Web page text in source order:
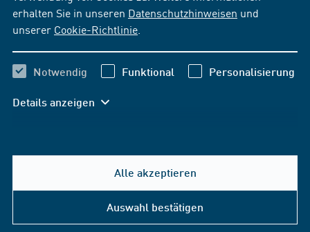
erhalten Sie in unseren Datenschutzhinweisen und
unserer Cookie-Richtlinie
Notwendig Funktional Personalisierung
Details anzeigen
Alle akzeptieren
Auswahl bestätigen
Hilfe & Kontakt